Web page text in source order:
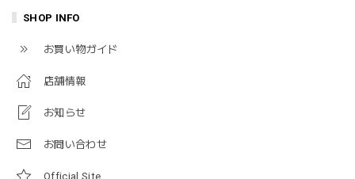
SHOP INFO
お買い物ガイド
店舗情報
お知らせ
お問い合わせ
Official Site